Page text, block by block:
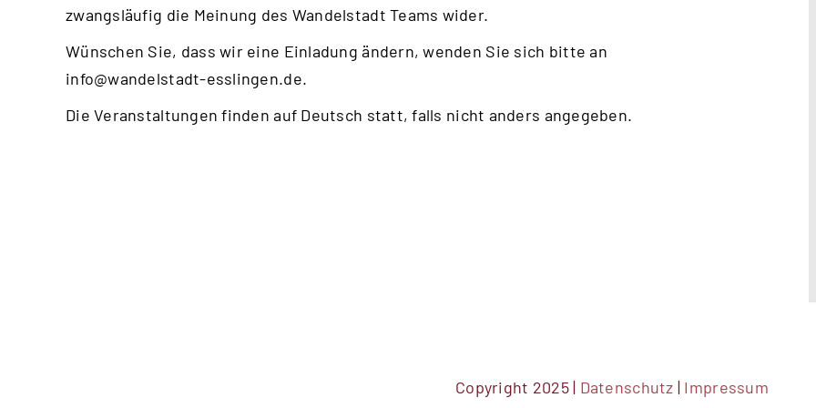
zwangsläufig die Meinung des Wandelstadt Teams wider.
Wünschen Sie, dass wir eine Einladung ändern, wenden Sie sich bitte an
info@wandelstadt-esslingen.de.
Die Veranstaltungen finden auf Deutsch statt, falls nicht anders angegeben.
Copyright 2025 | Datenschutz | Impressum